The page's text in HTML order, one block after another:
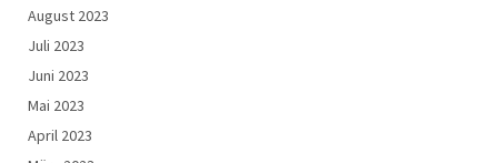
August 2023
Juli 2023
Juni 2023
Mai 2023
April 2023